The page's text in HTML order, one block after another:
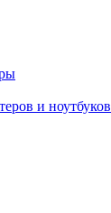
и ноутбуков